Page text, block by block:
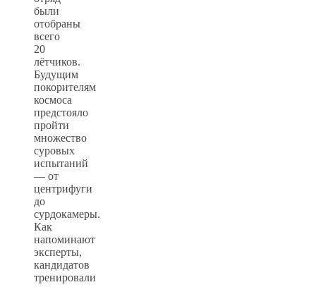
были
отобраны
всего
20
лётчиков.
Будущим
покорителям
космоса
предстояло
пройти
множество
суровых
испытаний
— от
центрифуги
до
сурдокамеры.
Как
напоминают
эксперты,
кандидатов
тренировали